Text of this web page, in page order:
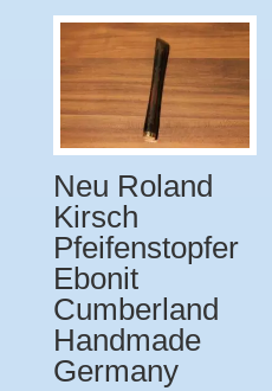
Neu Roland
Kirsch
Pfeifenstopfer
Ebonit
Cumberland
Handmade
Germany